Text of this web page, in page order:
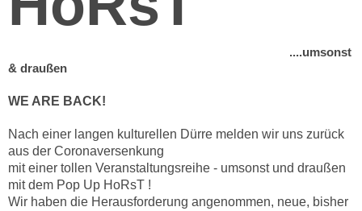
....umsonst
& draußen
WE ARE BACK!
Nach einer langen kulturellen Dürre melden wir uns zurück
aus der Coronaversenkung
mit einer tollen Veranstaltungsreihe - umsonst und draußen
mit dem Pop Up HoRsT !
Wir haben die Herausforderung angenommen, neue, bisher